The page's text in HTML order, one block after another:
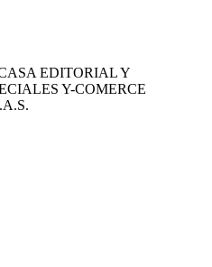
EDITORIALY
Y-COMERCE